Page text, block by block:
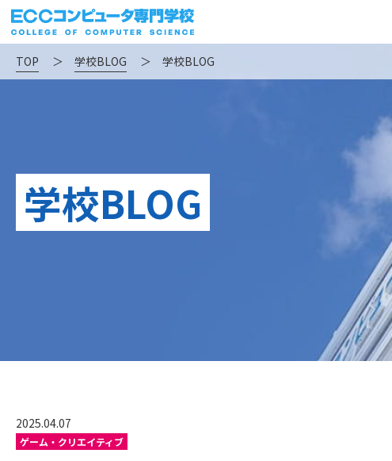
TOP ＞ 学校BLOG ＞ 学校BLOG
学校BLOG
2025.04.07
ゲーム・クリエイティブ